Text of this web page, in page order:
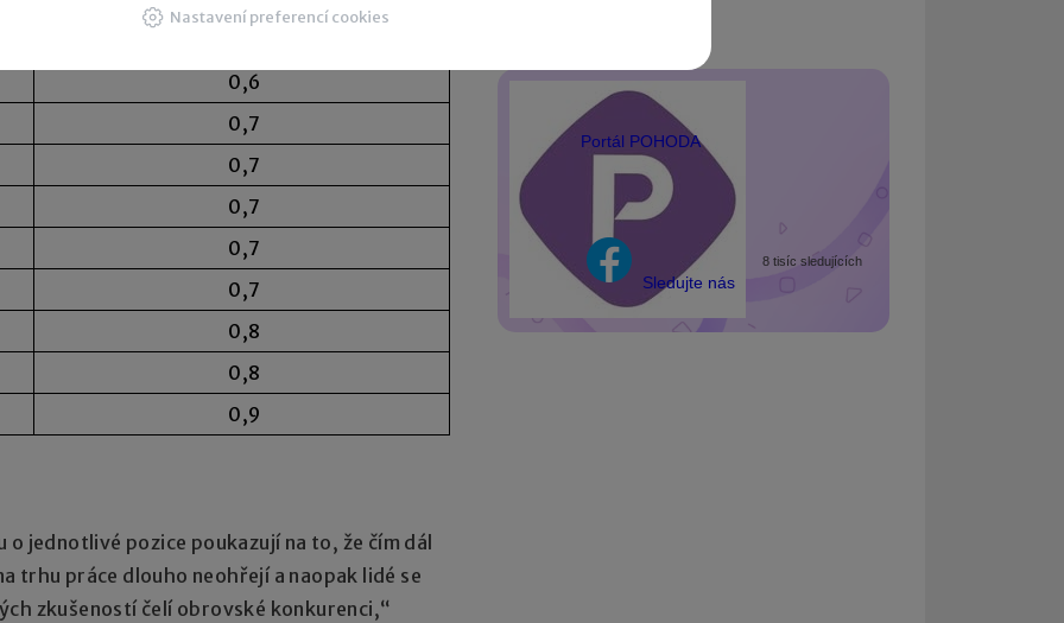
0,6
0,7
0,7
0,7
0,7
0,7
0,8
0,8
0,9
jednotlivé pozice poukazují na to, že čím dál
trhu práce dlouho neohřejí a naopak lidé se
zkušeností čelí obrovské konkurenci,“
Portál POHODA
Sledujte nás
8 tisíc sledujících
Nastavení preferencí cookies